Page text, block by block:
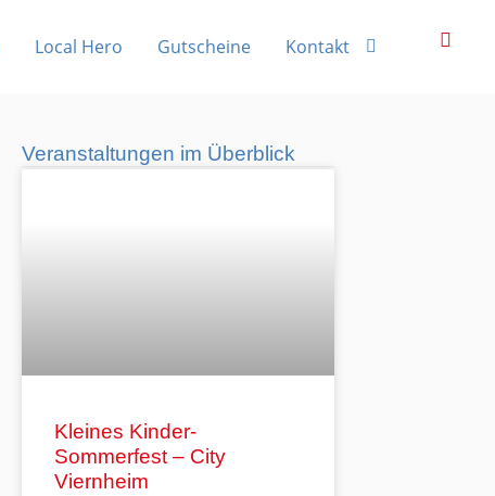
Local Hero Gutscheine Kontakt
Veranstaltungen im Überblick
Kleines Kinder-
Sommerfest – City
Viernheim